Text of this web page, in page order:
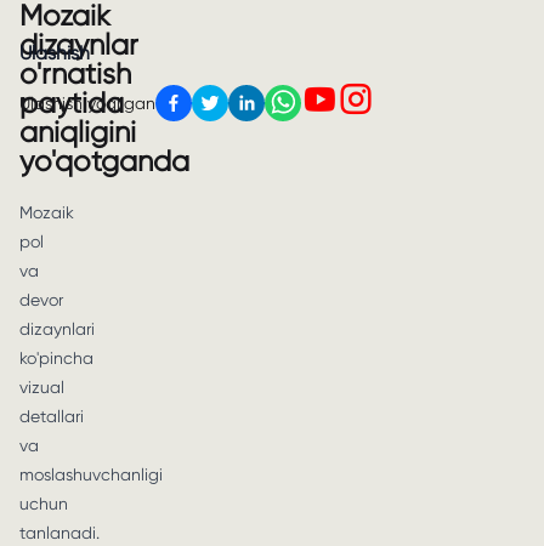
Mozaik
dizaynlar
o'rnatish
paytida
aniqligini
yo'qotganda
Mozaik
pol
va
devor
dizaynlari
ko'pincha
vizual
detallari
va
moslashuvchanligi
uchun
tanlanadi.
Ulashish
Ulashish yoqilgan